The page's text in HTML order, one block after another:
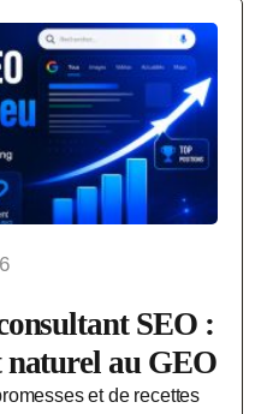
SEO :
naturel au GEO
et de recettes